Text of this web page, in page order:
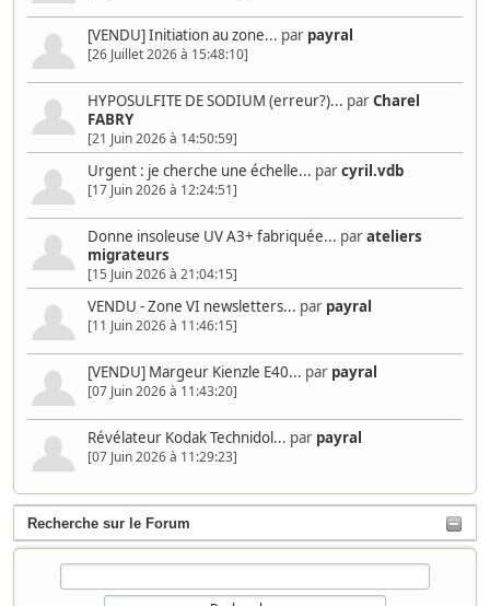
[VENDU] Initiation au zone... par payral
[26 Juillet 2026 à 15:48:10]
HYPOSULFITE DE SODIUM (erreur?)... parCharel
FABRY
[21 Juin 2026 à 14:50:59]
Urgent : je cherche une échelle... parcyril.vdb
[17 Juin 2026 à 12:24:51]
Donne insoleuse UV A3+ fabriquée... parateliers
migrateurs
[15 Juin 2026 à 21:04:15]
VENDU - Zone VI newsletters... par payral
[11 Juin 2026 à 11:46:15]
[VENDU] Margeur Kienzle E40... par payral
[07 Juin 2026 à 11:43:20]
Révélateur Kodak Technidol... par payral
[07 Juin 2026 à 11:29:23]
Recherche sur le Forum